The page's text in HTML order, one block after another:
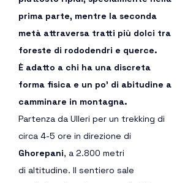
prima parte, mentre la seconda
metà attraversa tratti più dolci tra
foreste di rododendri e querce.
È adatto a chi ha una discreta
forma fisica e un po’ di abitudine a
camminare in montagna.
Partenza da Ulleri per un trekking di
circa 4-5 ore in direzione di
Ghorepani, a 2.800 metri
di altitudine. Il sentiero sale